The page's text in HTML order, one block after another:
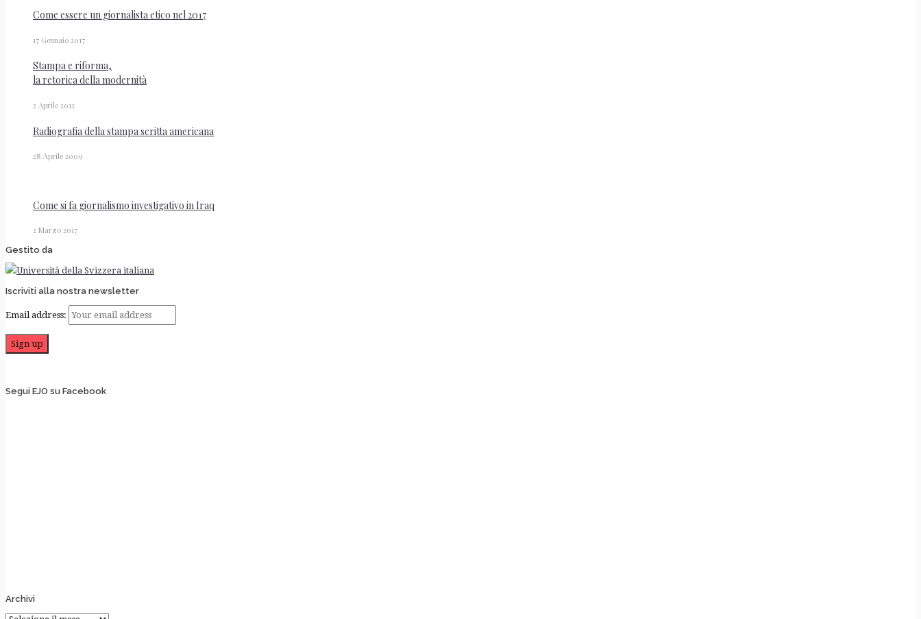
Come essere un giornalista etico nel 2017
17 Gennaio 2017
Stampa e riforma,
la retorica della modernità
2 Aprile 2012
Radiografia della stampa scritta americana
28 Aprile 2009
Come si fa giornalismo investigativo in Iraq
2 Marzo 2017
Gestito da
Iscriviti alla nostra newsletter
Email address:
Segui EJO su Facebook
Archivi